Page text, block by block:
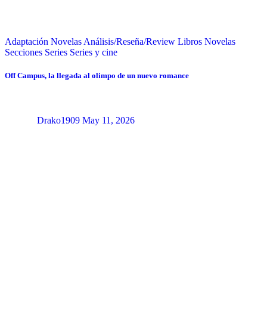
Adaptación Novelas Análisis/Reseña/Review Libros Novelas
Secciones Series Series y cine
Off Campus, la llegada al olimpo de un nuevo romance
Drako1909 May 11, 2026